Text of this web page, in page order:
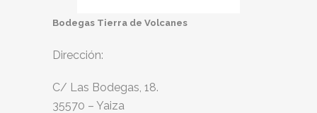
Bodegas Tierra de Volcanes
Dirección:
C/ Las Bodegas, 18.
35570 – Yaiza